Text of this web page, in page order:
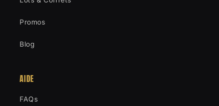
Promos
Blog
AIDE
FAQs